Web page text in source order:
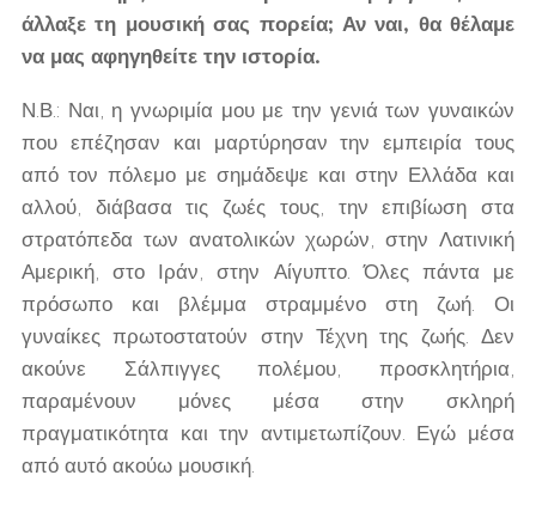
άλλαξε τη μουσική σας πορεία; Αν ναι, θα θέλαμε
να μας αφηγηθείτε την ιστορία.
Ν.Β.: Ναι, η γνωριμία μου με την γενιά των γυναικών
που επέζησαν και μαρτύρησαν την εμπειρία τους
από τον πόλεμο με σημάδεψε και στην Ελλάδα και
αλλού, διάβασα τις ζωές τους, την επιβίωση στα
στρατόπεδα των ανατολικών χωρών, στην Λατινική
Αμερική, στο Ιράν, στην Αίγυπτο. Όλες πάντα με
πρόσωπο και βλέμμα στραμμένο στη ζωή. Οι
γυναίκες πρωτοστατούν στην Τέχνη της ζωής. Δεν
ακούνε Σάλπιγγες πολέμου, προσκλητήρια,
παραμένουν μόνες μέσα στην σκληρή
πραγματικότητα και την αντιμετωπίζουν. Εγώ μέσα
από αυτό ακούω μουσική.